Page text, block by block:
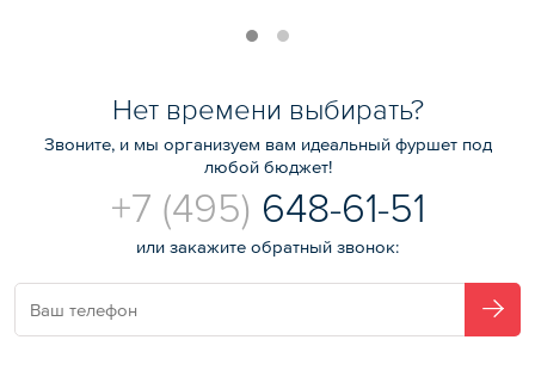
Нет времени выбирать?
Звоните, и мы организуем вам идеальный фуршет под
любой бюджет!
+7 (495) 648-61-51
или закажите обратный звонок: